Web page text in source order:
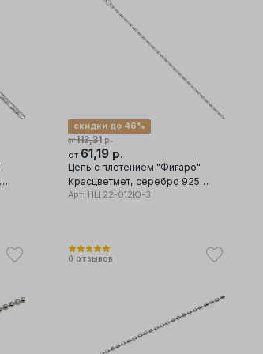
от113,31р.
скидки до 46%
от 61,19 р.
Цепь с плетением "Фигаро"
Красцветмет, серебро 925
проба
Арт. НЦ 22-012Ю-3
0 отзывов